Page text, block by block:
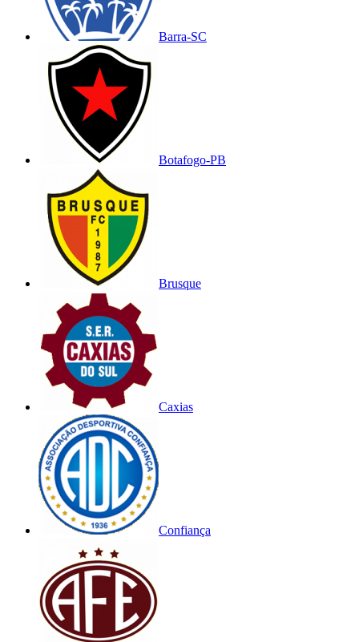
Barra-SC
Botafogo-PB
Brusque
Caxias
Confiança